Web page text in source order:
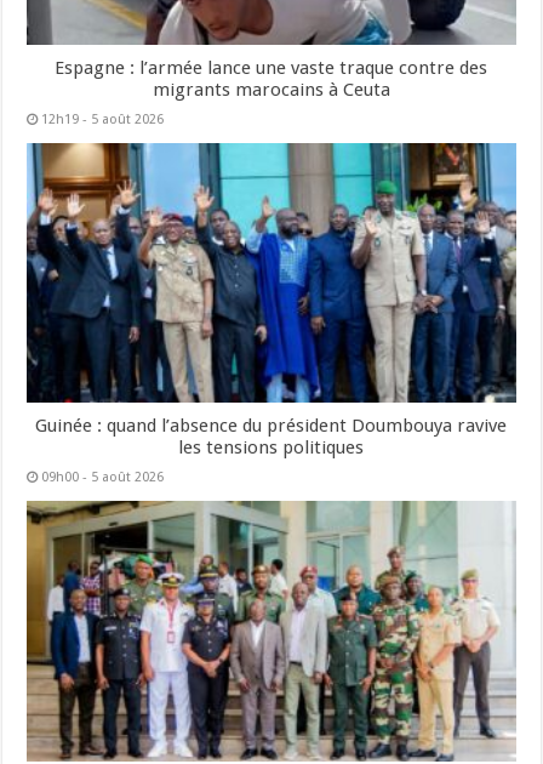
Espagne : l’armée lance une vaste traque contre des
migrants marocains à Ceuta
12h19 - 5 août 2026
Guinée : quand l’absence du président Doumbouya ravive
les tensions politiques
09h00 - 5 août 2026